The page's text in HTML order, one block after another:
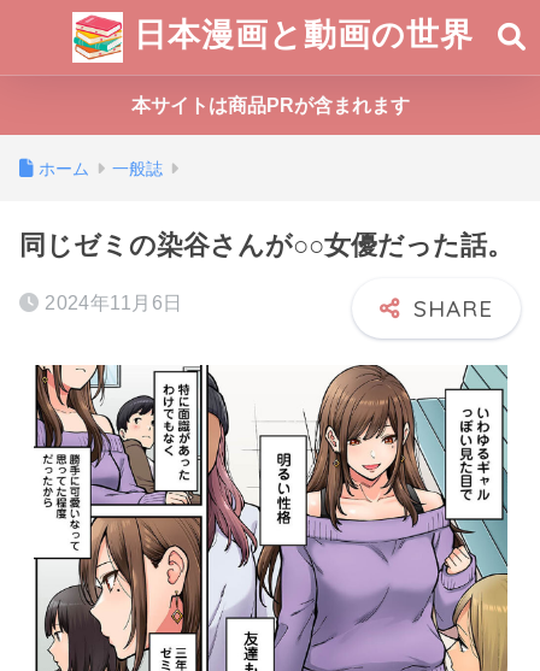
日本漫画と動画の世界
本サイトは商品PRが含まれます
ホーム 一般誌
同じゼミの染谷さんが○○女優だった話。
2024年11月6日